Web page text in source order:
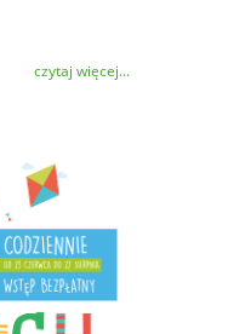
czytaj więcej...